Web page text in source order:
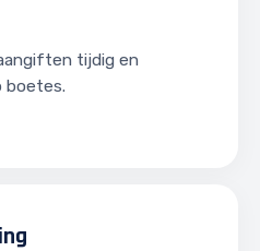
tijdig en
boetes.